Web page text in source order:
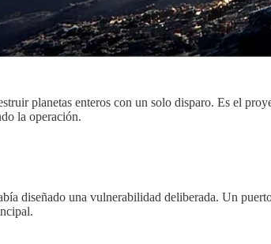
planetas enteros con un solo disparo. Es el
la operación.
diseñado una vulnerabilidad deliberada. Un